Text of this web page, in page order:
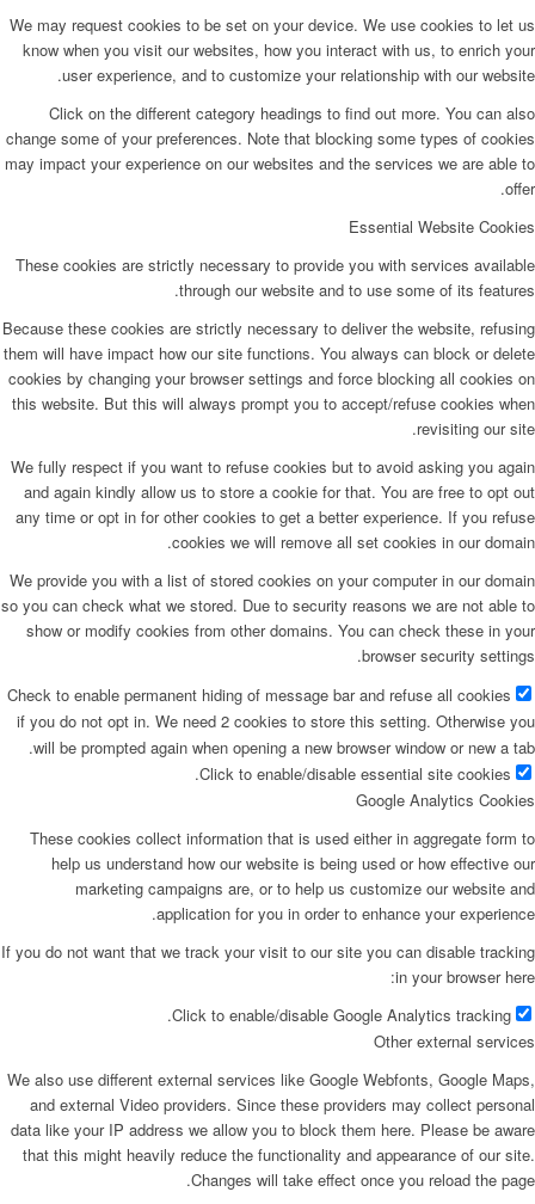
We may request cookies to be set on your device. We use cookies to let us
know when you visit our websites, how you interact with us, to enrich your
user experience, and to customize your relationship with our website.
Click on the different category headings to find out more. You can also
change some of your preferences. Note that blocking some types of cookies
may impact your experience on our websites and the services we are able to
offer.
Essential Website Cookies
These cookies are strictly necessary to provide you with services available
through our website and to use some of its features.
Because these cookies are strictly necessary to deliver the website, refusing
them will have impact how our site functions. You always can block or delete
cookies by changing your browser settings and force blocking all cookies on
this website. But this will always prompt you to accept/refuse cookies when
revisiting our site.
We fully respect if you want to refuse cookies but to avoid asking you again
and again kindly allow us to store a cookie for that. You are free to opt out
any time or opt in for other cookies to get a better experience. If you refuse
cookies we will remove all set cookies in our domain.
We provide you with a list of stored cookies on your computer in our domain
so you can check what we stored. Due to security reasons we are not able to
show or modify cookies from other domains. You can check these in your
browser security settings.
Check to enable permanent hiding of message bar and refuse all cookies
if you do not opt in. We need 2 cookies to store this setting. Otherwise you
will be prompted again when opening a new browser window or new a tab.
Click to enable/disable essential site cookies.
Google Analytics Cookies
These cookies collect information that is used either in aggregate form to
help us understand how our website is being used or how effective our
marketing campaigns are, or to help us customize our website and
application for you in order to enhance your experience.
If you do not want that we track your visit to our site you can disable tracking
in your browser here:
Click to enable/disable Google Analytics tracking.
Other external services
We also use different external services like Google Webfonts, Google Maps,
and external Video providers. Since these providers may collect personal
data like your IP address we allow you to block them here. Please be aware
that this might heavily reduce the functionality and appearance of our site.
Changes will take effect once you reload the page.